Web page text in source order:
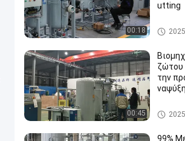
00:18
utting
00:45
ζώτου
την
ναψύξη
νότητας
99%